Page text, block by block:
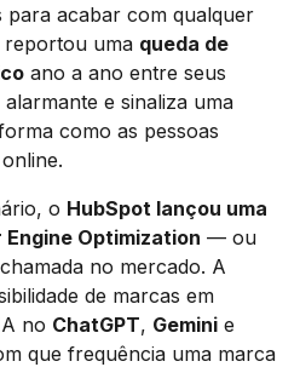
acabar com qualquer
uma queda de
ano a ano entre seus
e sinaliza uma
como as pessoas
o HubSpot lançou uma
Optimization — ou
no mercado. A
de marcas em
no ChatGPT, Gemini e
que frequência uma marca